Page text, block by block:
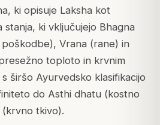
ki opisuje Laksha kot
stanja, ki vključujejo Bhagna
Vrana (rane) in
toploto in krvnim
širšo Ayurvedsko klasifikacijo
do Asthi dhatu (kostno
tkivo).